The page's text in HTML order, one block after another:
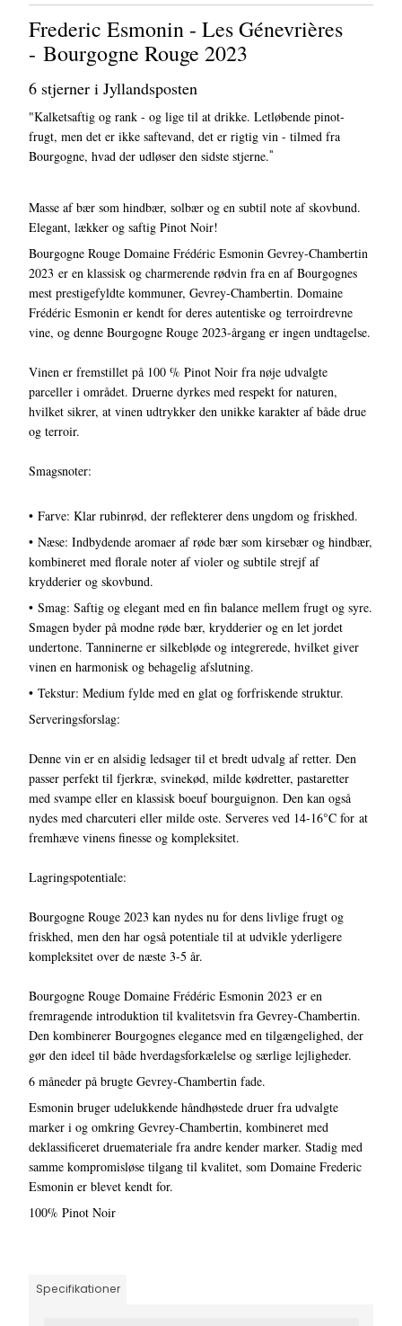
Frederic Esmonin - Les Génevrières
-Bourgogne Rouge 2023
6 stjerner i Jyllandsposten
"Kalketsaftig og rank - og lige til at drikke. Letløbende pinot-
frugt, men det er ikke saftevand, det er rigtig vin - tilmed fra
Bourgogne, hvad der udløser den sidste stjerne."
Masse af bær som hindbær, solbær og en subtil note af skovbund.
Elegant, lækker og saftig Pinot Noir!
Bourgogne Rouge Domaine Frédéric Esmonin Gevrey-Chambertin
2023 er en klassisk og charmerende rødvin fra en af Bourgognes
mest prestigefyldte kommuner, Gevrey-Chambertin. Domaine
Frédéric Esmonin er kendt for deres autentiske og terroirdrevne
vine, og denne Bourgogne Rouge 2023-årgang er ingen undtagelse.
Vinen er fremstillet på 100 % Pinot Noir fra nøje udvalgte
parceller i området. Druerne dyrkes med respekt for naturen,
hvilket sikrer, at vinen udtrykker den unikke karakter af både drue
og terroir.
Smagsnoter:
• Farve: Klar rubinrød, der reflekterer dens ungdom og friskhed.
• Næse: Indbydende aromaer af røde bær som kirsebær og hindbær,
kombineret med florale noter af violer og subtile strejf af
krydderier og skovbund.
• Smag: Saftig og elegant med en fin balance mellem frugt og syre.
Smagen byder på modne røde bær, krydderier og en let jordet
undertone. Tanninerne er silkebløde og integrerede, hvilket giver
vinen en harmonisk og behagelig afslutning.
• Tekstur: Medium fylde med en glat og forfriskende struktur.
Serveringsforslag:
Denne vin er en alsidig ledsager til et bredt udvalg af retter. Den
passer perfekt til fjerkræ, svinekød, milde kødretter, pastaretter
med svampe eller en klassisk boeuf bourguignon. Den kan også
nydes med charcuteri eller milde oste. Serveres ved 14-16°C for at
fremhæve vinens finesse og kompleksitet.
Lagringspotentiale:
Bourgogne Rouge 2023 kan nydes nu for dens livlige frugt og
friskhed, men den har også potentiale til at udvikle yderligere
kompleksitet over de næste 3-5 år.
Bourgogne Rouge Domaine Frédéric Esmonin 2023 er en
fremragende introduktion til kvalitetsvin fra Gevrey-Chambertin.
Den kombinerer Bourgognes elegance med en tilgængelighed, der
gør den ideel til både hverdagsforkælelse og særlige lejligheder.
6 måneder på brugte Gevrey-Chambertin fade.
Esmonin bruger udelukkende håndhøstede druer fra udvalgte
marker i og omkring Gevrey-Chambertin, kombineret med
deklassificeret druemateriale fra andre kender marker. Stadig med
samme kompromisløse tilgang til kvalitet, som Domaine Frederic
Esmonin er blevet kendt for.
100% Pinot Noir
Specifikationer